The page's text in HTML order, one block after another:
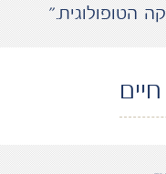
הטופולוגית.”